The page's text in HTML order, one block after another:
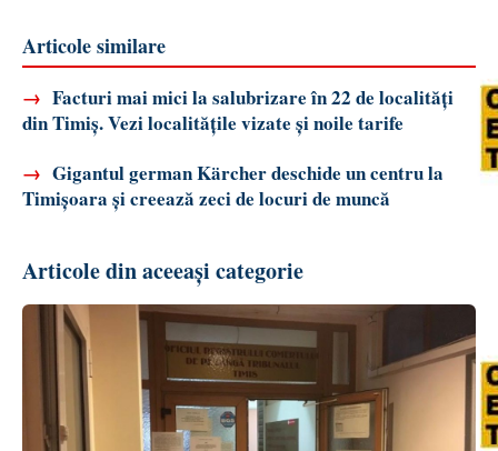
Articole similare
→ Facturi mai mici la salubrizare în 22 de localități
din Timiș. Vezi localitățile vizate și noile tarife
→ Gigantul german Kärcher deschide un centru la
Timișoara și creează zeci de locuri de muncă
Articole din aceeași categorie